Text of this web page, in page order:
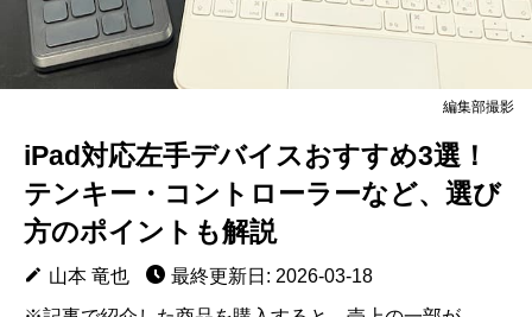
編集部撮影
iPad対応左手デバイスおすすめ3選！
テンキー・コントローラーなど、選び
方のポイントも解説
山本 竜也
最終更新日: 2026-03-18